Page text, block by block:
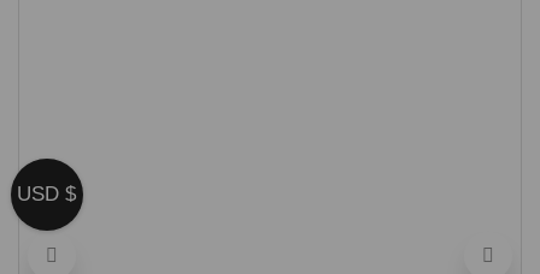
USD $